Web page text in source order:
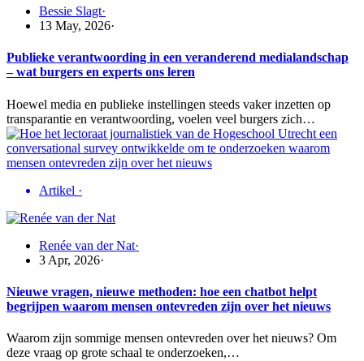
Bessie Slagt·
13 May, 2026·
Publieke verantwoording in een veranderend medialandschap
– wat burgers en experts ons leren
Hoewel media en publieke instellingen steeds vaker inzetten op
transparantie en verantwoording, voelen veel burgers zich…
Artikel ·
Renée van der Nat·
3 Apr, 2026·
Nieuwe vragen, nieuwe methoden: hoe een chatbot helpt
begrijpen waarom mensen ontevreden zijn over het nieuws
Waarom zijn sommige mensen ontevreden over het nieuws? Om
deze vraag op grote schaal te onderzoeken,…